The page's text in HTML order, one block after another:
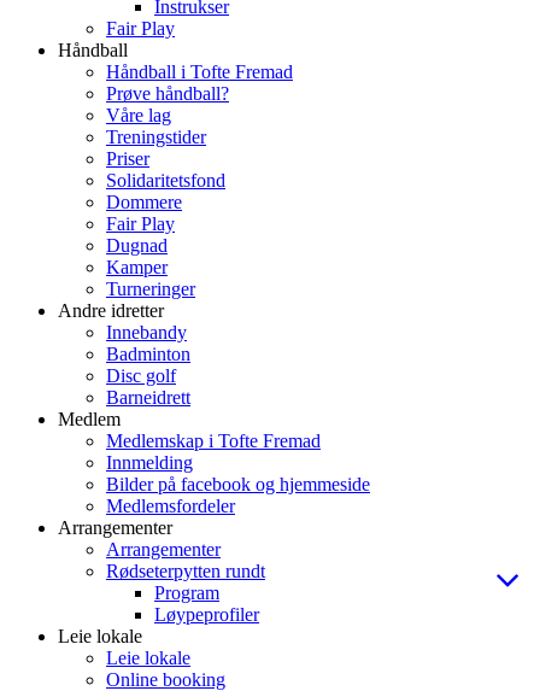
Instrukser
Fair Play
Håndball
Håndball i Tofte Fremad
Prøve håndball?
Våre lag
Treningstider
Priser
Solidaritetsfond
Dommere
Fair Play
Dugnad
Kamper
Turneringer
Andre idretter
Innebandy
Badminton
Disc golf
Barneidrett
Medlem
Medlemskap i Tofte Fremad
Innmelding
Bilder på facebook og hjemmeside
Medlemsfordeler
Arrangementer
Arrangementer
Rødseterpytten rundt
Program
Løypeprofiler
Leie lokale
Leie lokale
Online booking